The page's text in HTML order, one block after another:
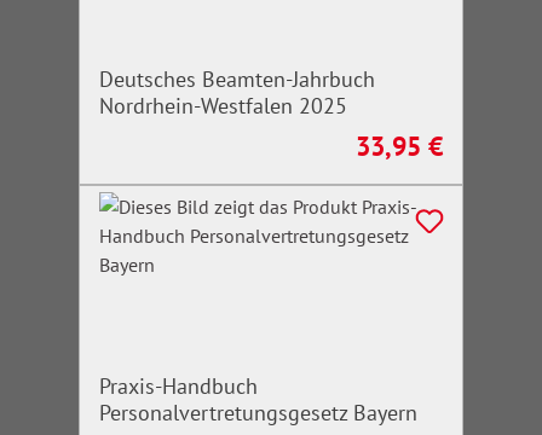
Deutsches Beamten-Jahrbuch
Nordrhein-Westfalen 2025
Regulärer Preis:
33,95 €
Praxis-Handbuch
Personalvertretungsgesetz Bayern